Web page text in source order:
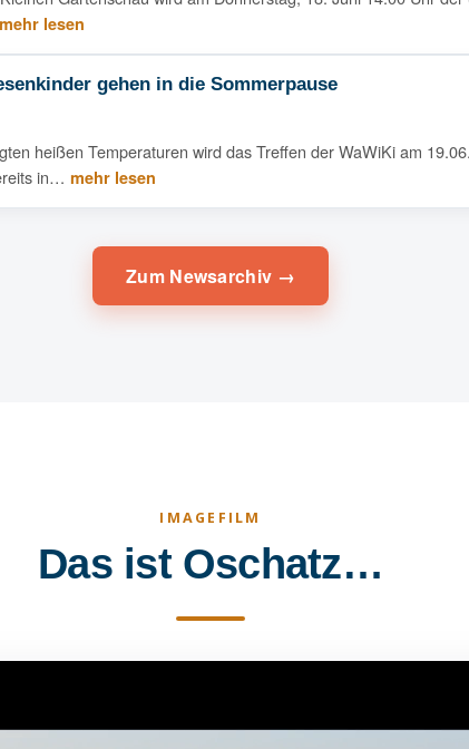
mehr lesen
gehen in die Sommerpause
heißen Temperaturen wird das Treffen der WaWiKi am
in… mehr lesen
Zum Newsarchiv →
IMAGEFILM
Das ist Oschatz…